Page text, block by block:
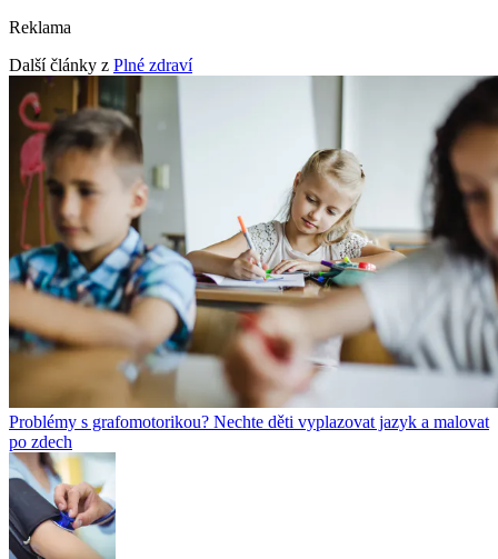
Reklama
Další články z Plné zdraví
Problémy s grafomotorikou? Nechte děti vyplazovat jazyk a malovat
po zdech